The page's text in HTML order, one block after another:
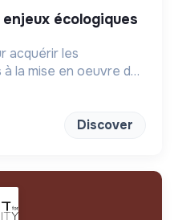
acquérir les
la mise en oeuvre de
au
Discover